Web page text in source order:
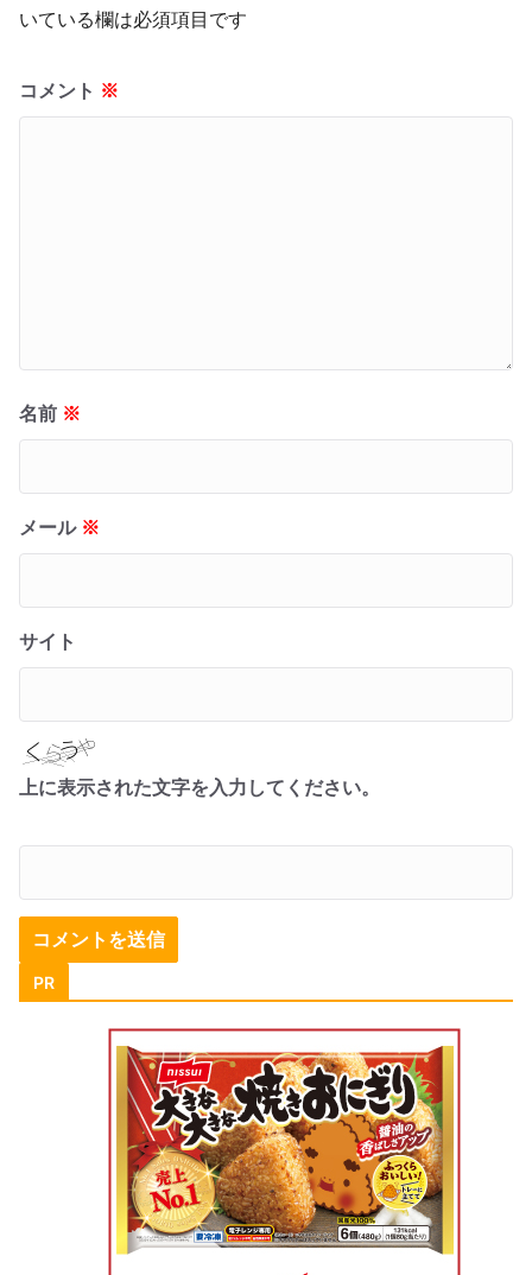
いている欄は必須項目です
コメント ※
名前 ※
メール ※
サイト
上に表示された文字を入力してください。
PR